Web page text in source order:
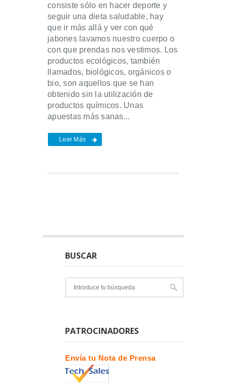
consiste sólo en hacer deporte y
seguir una dieta saludable, hay
que ir más allá y ver con qué
jabones lavamos nuestro cuerpo o
con que prendas nos vestimos. Los
productos ecológicos, también
llamados, biológicos, orgánicos o
bio, son aquellos que se han
obtenido sin la utilización de
productos químicos. Unas
apuestas más sanas...
Leer Más
BUSCAR
PATROCINADORES
Envía tu Nota de Prensa